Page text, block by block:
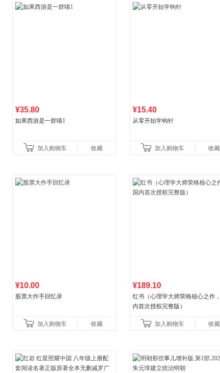
¥35.80
如果西游是一群喵1
加入购物车 收藏
¥15.40
从零开始学钩针
加入购物车 收藏
¥10.00
股票大作手回忆录
加入购物车 收藏
¥189.10
红书（心理学大师荣格核心之作
内首次授权完整版）
加入购物车 收藏